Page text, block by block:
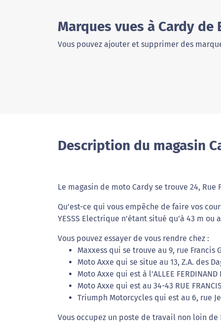
Marques vues à Cardy de
Vous pouvez ajouter et supprimer des
Description du magasin
Le magasin de moto Cardy se trouve 24, Rue
Qu'est-ce qui vous empêche de faire vos
YESSS Electrique n'étant situé qu'à 43 m ou
Vous pouvez essayer de vous rendre chez :
Maxxess qui se trouve au 9, rue Francis
Moto Axxe qui se situe au 13, Z.A. des
Moto Axxe qui est à l'ALLEE FERDINAND
Moto Axxe qui est au 34-43 RUE
Triumph Motorcycles qui est au 6, rue
Vous occupez un poste de travail non loin